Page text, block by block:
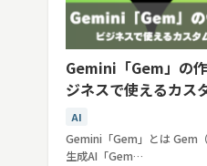
Gemini「Gem」の
ジネスで使えるカス
用例
AI
Gemini「Gem」とは Gem
生成AI「Gem…